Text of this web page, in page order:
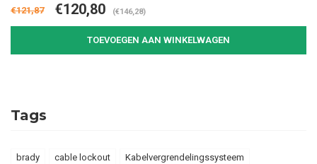
€121,87 €120,80 (€146,28)
TOEVOEGEN AAN WINKELWAGEN
Tags
brady cable lockout Kabelvergrendelingssysteem